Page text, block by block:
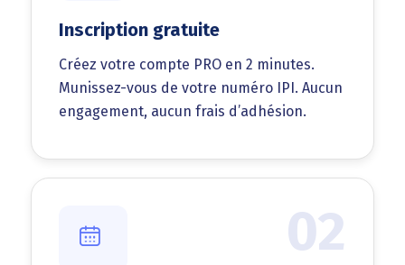
Inscription gratuite
Créez votre compte PRO en 2 minutes.
Munissez-vous de votre numéro IPI. Aucun
engagement, aucun frais d’adhésion.
02